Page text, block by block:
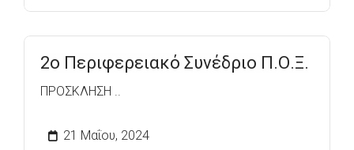
2ο Περιφερειακό Συνέδριο Π.Ο.Ξ.
ΠΡΟΣΚΛΗΣΗ ..
21 Μαΐου, 2024